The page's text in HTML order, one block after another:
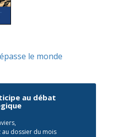
le monde
au débat
au dossier du mois